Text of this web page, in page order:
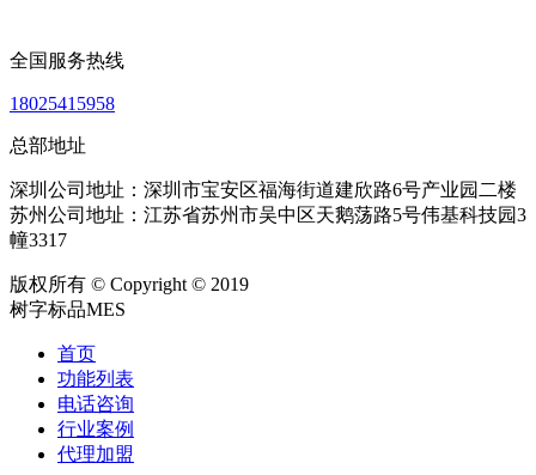
全国服务热线
18025415958
总部地址
深圳公司地址：深圳市宝安区福海街道建欣路6号产业园二楼
苏州公司地址：江苏省苏州市吴中区天鹅荡路5号伟基科技园3
幢3317
版权所有 © Copyright © 2019
树字标品MES
首页
功能列表
电话咨询
行业案例
代理加盟